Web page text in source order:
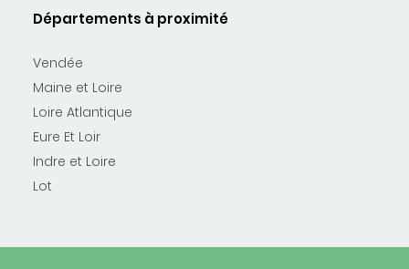
Départements à proximité
Vendée
Maine et Loire
Loire Atlantique
Eure Et Loir
Indre et Loire
Lot